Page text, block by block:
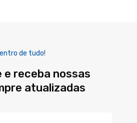
de tudo!
receba nossas
atualizadas